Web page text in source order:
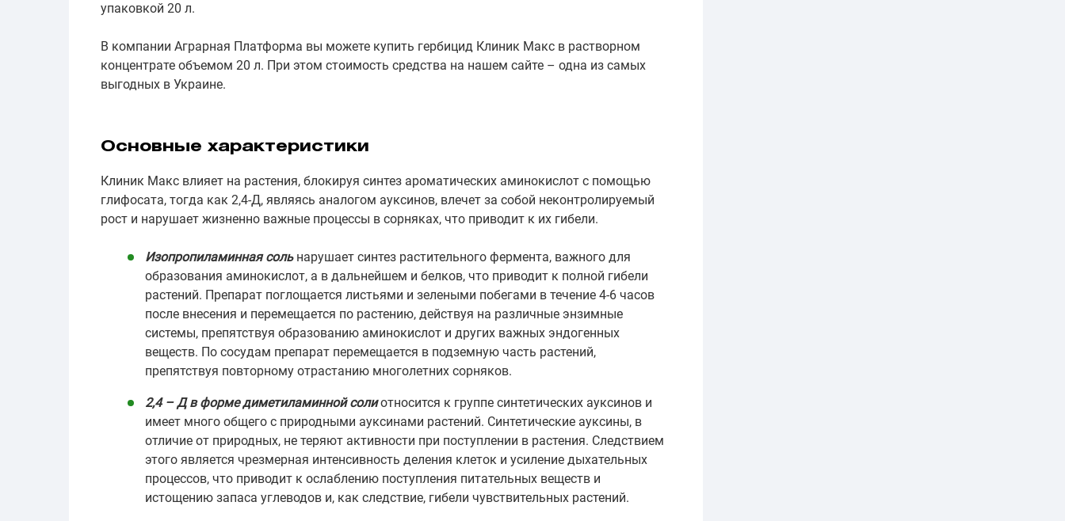
упаковкой 20 л.
В компании Аграрная Платформа вы можете купить гербицид Клиник Макс в растворном
концентрате объемом 20 л. При этом стоимость средства на нашем сайте – одна из самых
выгодных в Украине.
Основные характеристики
Клиник Макс влияет на растения, блокируя синтез ароматических аминокислот с помощью
глифосата, тогда как 2,4-Д, являясь аналогом ауксинов, влечет за собой неконтролируемый
рост и нарушает жизненно важные процессы в сорняках, что приводит к их гибели.
Изопропиламинная сольнарушает синтез растительного фермента, важного для
образования аминокислот, а в дальнейшем и белков, что приводит к полной гибели
растений. Препарат поглощается листьями и зелеными побегами в течение 4-6 часов
после внесения и перемещается по растению, действуя на различные энзимные
системы, препятствуя образованию аминокислот и других важных эндогенных
веществ. По сосудам препарат перемещается в подземную часть растений,
препятствуя повторному отрастанию многолетних сорняков.
2,4 – Д в форме диметиламинной солиотносится к группе синтетических ауксинов и
имеет много общего с природными ауксинами растений. Синтетические ауксины, в
отличие от природных, не теряют активности при поступлении в растения. Следствием
этого является чрезмерная интенсивность деления клеток и усиление дыхательных
процессов, что приводит к ослаблению поступления питательных веществ и
истощению запаса углеводов и, как следствие, гибели чувствительных растений.